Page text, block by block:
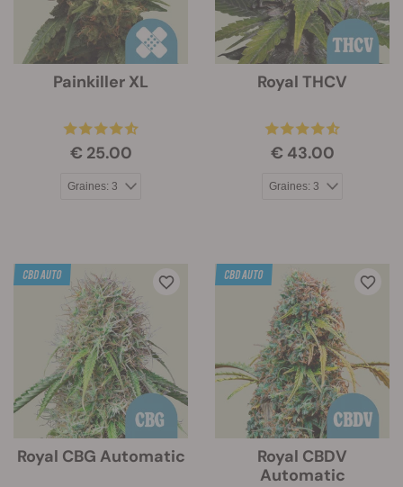
Painkiller XL
€ 25.00
Royal THCV
€ 43.00
Royal CBG Automatic
Royal CBDV
Automatic